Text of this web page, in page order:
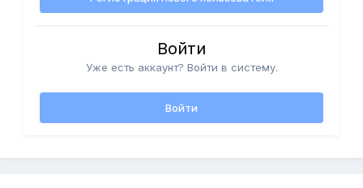
Войти
Уже есть аккаунт? Войти в систему.
Войти